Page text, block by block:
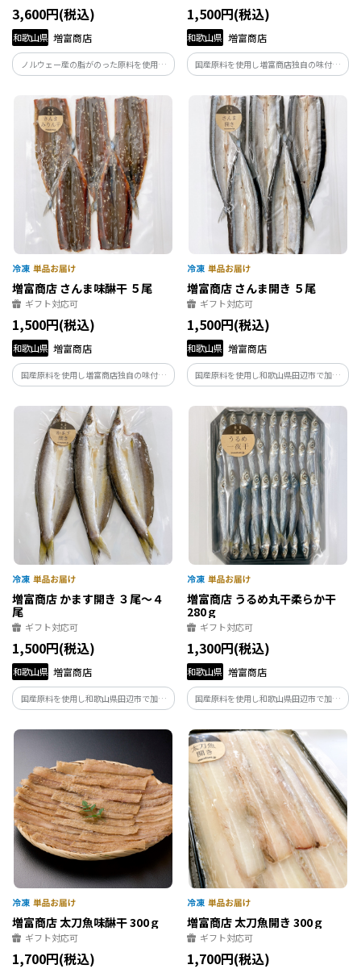
3,600円(税込)
和歌山県 増富商店
ノルウェー産の脂がのった原料を使用し
た干物3種セット
1,500円(税込)
和歌山県 増富商店
国産原料を使用し増富商店独自の味付け
で干し上げました。
増富商店 さんま味醂干 ５尾
ギフト対応可
1,500円(税込)
和歌山県 増富商店
国産原料を使用し増富商店独自の味付け
で干し上げました。
増富商店 さんま開き ５尾
ギフト対応可
1,500円(税込)
和歌山県 増富商店
国産原料を使用し和歌山県田辺市で加工
しました。熟練の職人が丁寧に干し上げ
ました。
増富商店 かます開き ３尾～４
尾
ギフト対応可
1,500円(税込)
和歌山県 増富商店
国産原料を使用し和歌山県田辺市で加工
しました。熟練の職人が丁寧に干し上げ
ました。
増富商店 うるめ丸干柔らか干
280ｇ
ギフト対応可
1,300円(税込)
和歌山県 増富商店
国産原料を使用し和歌山県田辺市で加工
しました。棒受け網漁で水揚げされる高
鮮度なうるめいわしを干し上げました。
増富商店 太刀魚味醂干 300ｇ
ギフト対応可
1,700円(税込)
増富商店 太刀魚開き 300ｇ
ギフト対応可
1,700円(税込)